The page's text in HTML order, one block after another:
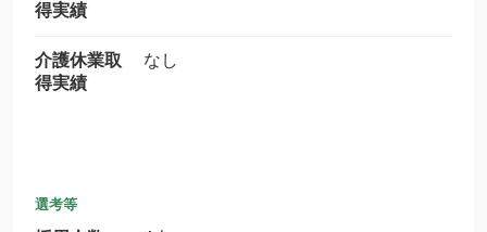
得実績
介護休業取
得実績
なし
選考等